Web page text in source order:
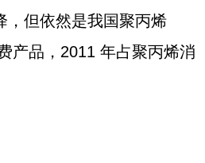
，但依然是我国聚丙烯
产品，2011 年占聚丙烯消